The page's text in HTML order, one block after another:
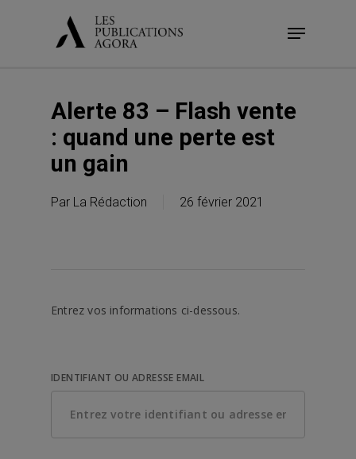
Menu
Alerte 83 – Flash vente
: quand une perte est
un gain
Par La Rédaction 26 février 2021
Entrez vos informations ci-dessous.
IDENTIFIANT OU ADRESSE EMAIL